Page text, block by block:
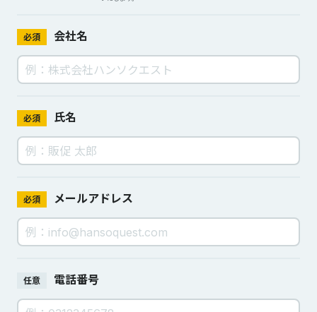
必須 会社名
必須 氏名
必須 メールアドレス
任意 電話番号